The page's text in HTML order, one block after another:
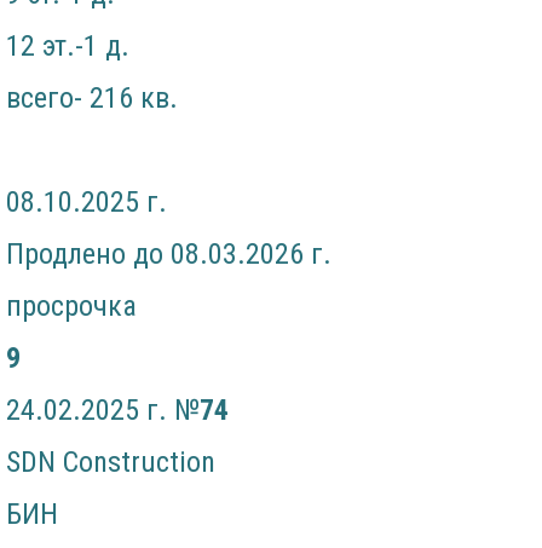
12 эт.-1 д.
всего- 216 кв.
08.10.2025 г.
Продлено до 08.03.2026 г.
просрочка
9
24.02.2025 г. №74
SDN Construction
БИН